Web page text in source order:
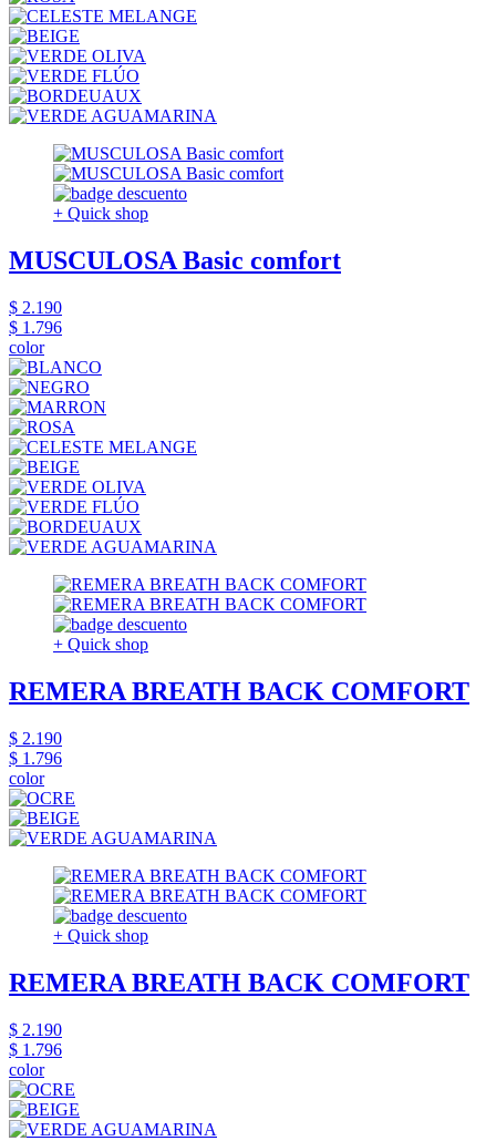
+ Quick shop
MUSCULOSA Basic comfort
$ 2.190
$ 1.796
color
+ Quick shop
REMERA BREATH BACK COMFORT
$ 2.190
$ 1.796
color
+ Quick shop
REMERA BREATH BACK COMFORT
$ 2.190
$ 1.796
color